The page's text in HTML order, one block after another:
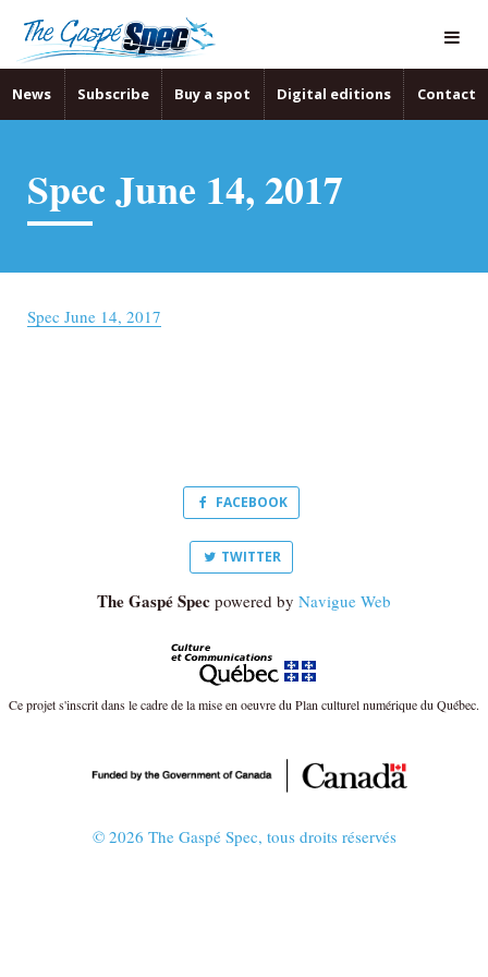
News Subscribe Buy a spot Digital editions Contact
Spec June 14, 2017
Spec June 14, 2017
FACEBOOK
TWITTER
The Gaspé Spec powered by Navigue Web
Ce projet s'inscrit dans le cadre de la mise en oeuvre du Plan culturel numérique du Québec.
© 2026 The Gaspé Spec, tous droits réservés